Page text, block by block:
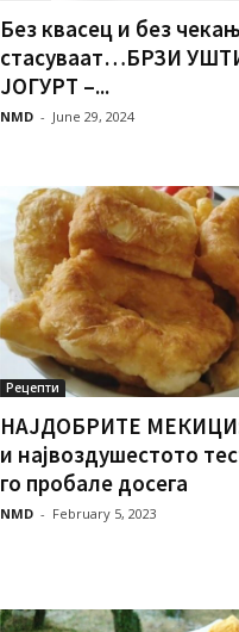
Без квасец и без
стасуваат…БРЗИ
ЈОГУРТ –...
NMD - June 29, 2024
Рецепти
НАЈДОБРИТЕ МЕКИЦИ:
и највоздушестото
го пробале досега
NMD - February 5, 2023